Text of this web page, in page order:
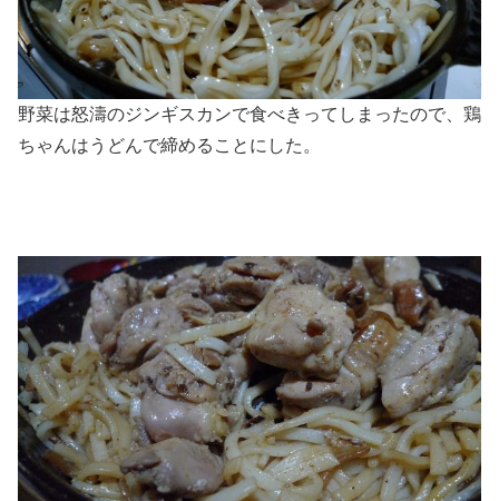
野菜は怒濤のジンギスカンで食べきってしまったので、鶏
ちゃんはうどんで締めることにした。